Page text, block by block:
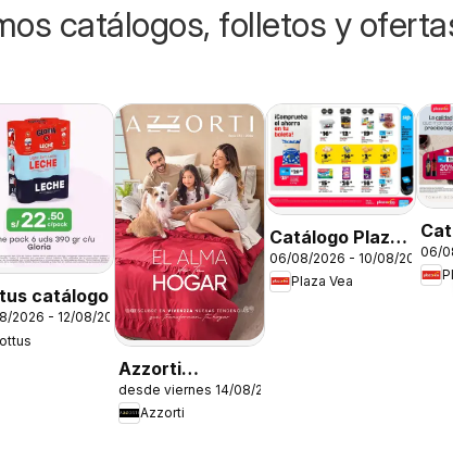
catálogos, folletos y
catálogo
2026 - 12/08/2026
Azzorti
catálogo -
Campaña 13
desde viernes 14/08/2026
Azzorti
Catálogo Plaza
Vea - AVISO
BOMBA FDS1
06/08/2026 - 10/08/2026
Plaza Vea
06/